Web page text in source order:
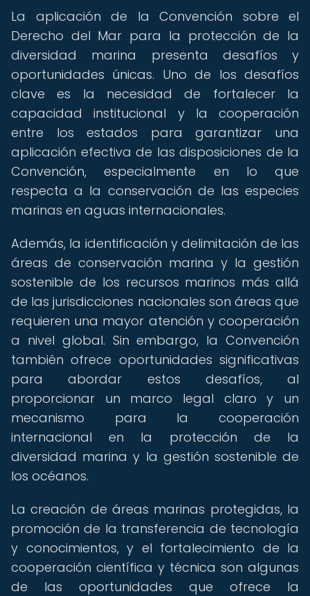
La aplicación de la Convención sobre el
Derecho del Mar para la protección de la
diversidad marina presenta desafíos y
oportunidades únicas. Uno de los desafíos
clave es la necesidad de fortalecer la
capacidad institucional y la cooperación
entre los estados para garantizar una
aplicación efectiva de las disposiciones de la
Convención, especialmente en lo que
respecta a la conservación de las especies
marinas en aguas internacionales.
Además, la identificación y delimitación de las
áreas de conservación marina y la gestión
sostenible de los recursos marinos más allá
de las jurisdicciones nacionales son áreas que
requieren una mayor atención y cooperación
a nivel global. Sin embargo, la Convención
también ofrece oportunidades significativas
para abordar estos desafíos, al
proporcionar un marco legal claro y un
mecanismo para la cooperación
internacional en la protección de la
diversidad marina y la gestión sostenible de
los océanos.
La creación de áreas marinas protegidas, la
promoción de la transferencia de tecnología
y conocimientos, y el fortalecimiento de la
cooperación científica y técnica son algunas
de las oportunidades que ofrece la